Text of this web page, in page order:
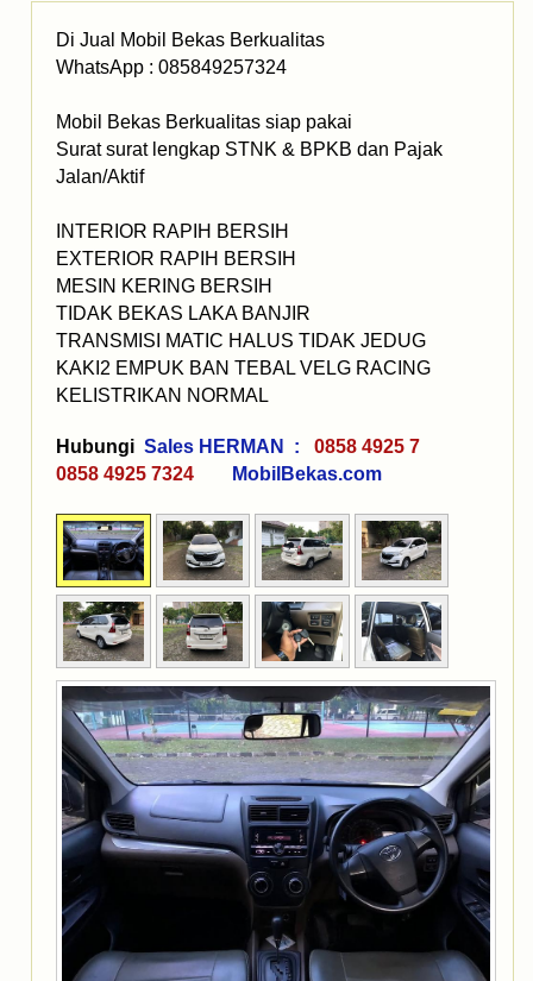
Di Jual Mobil Bekas Berkualitas
WhatsApp : 085849257324
Mobil Bekas Berkualitas siap pakai
Surat surat lengkap STNK & BPKB dan Pajak
Jalan/Aktif
INTERIOR RAPIH BERSIH
EXTERIOR RAPIH BERSIH
MESIN KERING BERSIH
TIDAK BEKAS LAKA BANJIR
TRANSMISI MATIC HALUS TIDAK JEDUG
KAKI2 EMPUK BAN TEBAL VELG RACING
KELISTRIKAN NORMAL
Hubungi Sales HERMAN :
0858 4925 7
0858 4925 7324
MobilBekas.com